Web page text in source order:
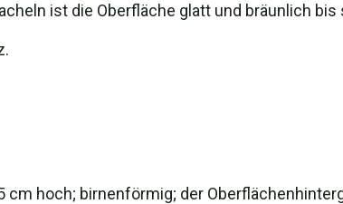
ist die Oberfläche glatt und bräunlich bis
cm hoch; birnenförmig; der